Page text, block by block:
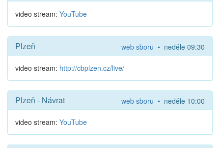
video stream: YouTube
web sboru • neděle 09:30
Plzeň
video stream: http://cbplzen.cz/live/
web sboru • neděle 10:00
Plzeň - Návrat
video stream: YouTube